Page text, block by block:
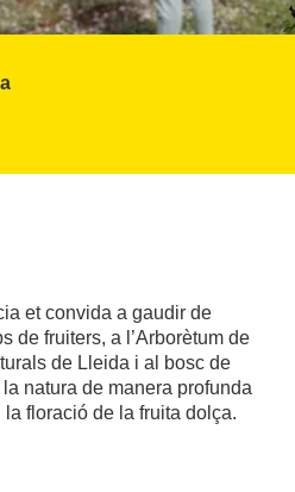
et convida a gaudir de
de fruiters, a l’Arborètum de
de Lleida i al bosc de
natura de manera profunda
floració de la fruita dolça.